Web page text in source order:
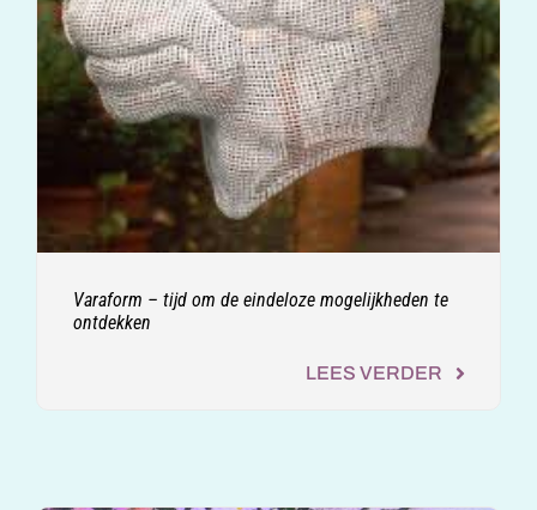
Varaform – tijd om de eindeloze mogelijkheden te
ontdekken
LEES VERDER